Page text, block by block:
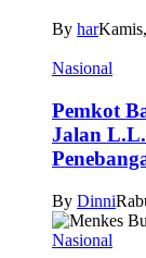
By har
Nasional
Pemkot
Jalan
By Dinni
Nasional